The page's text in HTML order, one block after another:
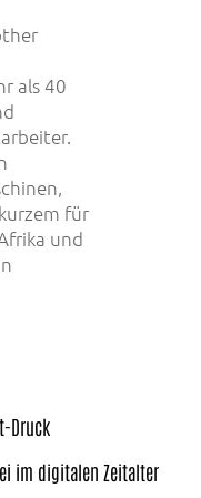
als 40
für
und
Druck
im digitalen Zeitalter